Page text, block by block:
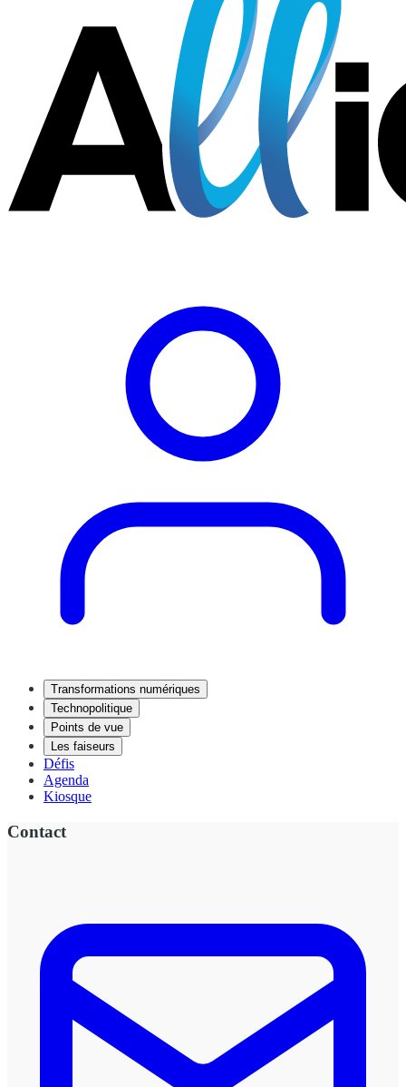
Transformations numériques
Technopolitique
Points de vue
Les faiseurs
Défis
Agenda
Kiosque
Contact